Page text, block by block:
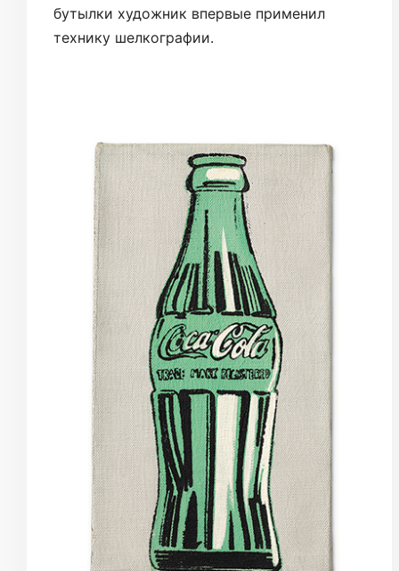
бутылки художник впервые применил
технику шелкографии.